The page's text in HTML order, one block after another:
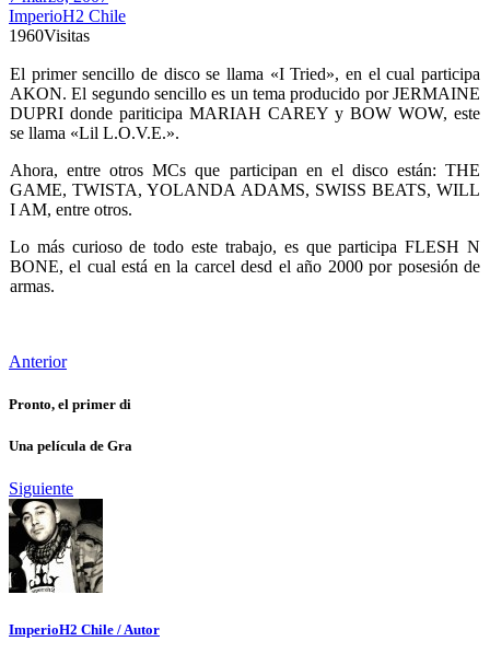
ImperioH2 Chile
1960Visitas
El primer sencillo de disco se llama «I Tried», en el cual participa
AKON. El segundo sencillo es un tema producido por JERMAINE
DUPRI donde pariticipa MARIAH CAREY y BOW WOW, este
se llama «Lil L.O.V.E.».
Ahora, entre otros MCs que participan en el disco están: THE
GAME, TWISTA, YOLANDA ADAMS, SWISS BEATS, WILL
I AM, entre otros.
Lo más curioso de todo este trabajo, es que participa FLESH N
BONE, el cual está en la carcel desd el año 2000 por posesión de
armas.
Anterior
Pronto, el primer di
Una película de Gra
Siguiente
ImperioH2 Chile / Autor